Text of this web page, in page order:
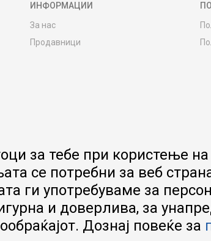
ИНФОРМАЦИИ
За нас
Продавници
Гаранција за производ
Ценовник
за тебе при користење на
се потребни за веб
ги употребуваме за
и доверлива, за
Дознај повеќе за